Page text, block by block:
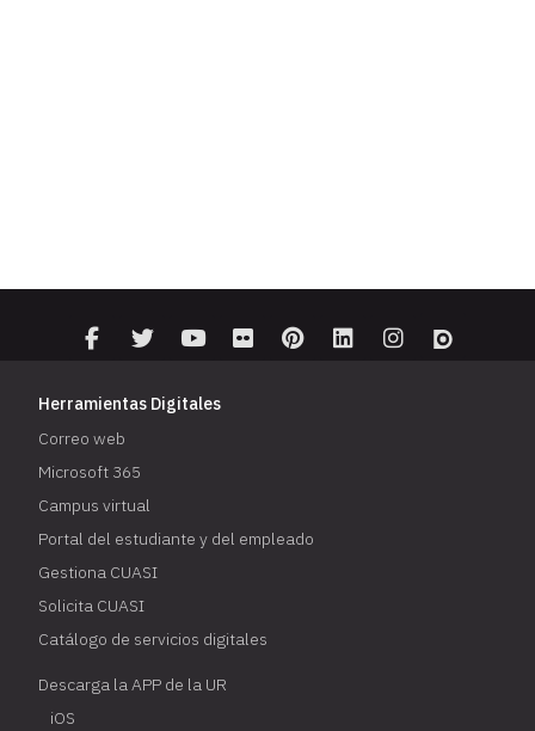
Herramientas Digitales
Correo web
Microsoft 365
Campus virtual
Portal del estudiante y del empleado
Gestiona CUASI
Solicita CUASI
Catálogo de servicios digitales
Descarga la APP de la UR
iOS